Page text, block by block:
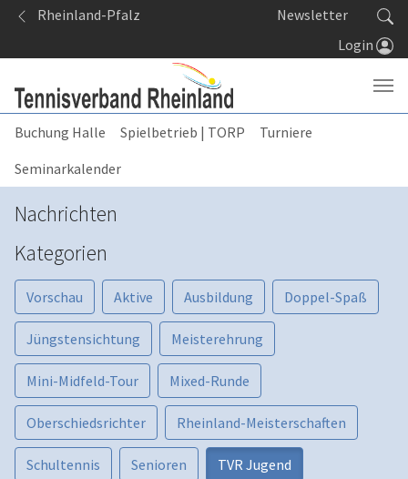
Springe zum Seiteninhalt
Rheinland-Pfalz
Newsletter
Login
Buchung Halle Spielbetrieb | TORP
Turniere
Seminarkalender
Nachrichten
Kategorien
Vorschau Aktive Ausbildung Doppel-Spaß
Jüngstensichtung Meisterehrung
Mini-Midfeld-Tour Mixed-Runde
Oberschiedsrichter Rheinland-Meisterschaften
Schultennis Senioren TVR Jugend